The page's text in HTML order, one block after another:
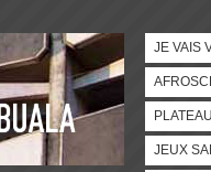
JE VAIS
JEUX